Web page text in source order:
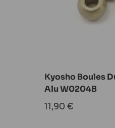
Kyosho Boules
Alu W0204B
Prix
réduit
11,90 €